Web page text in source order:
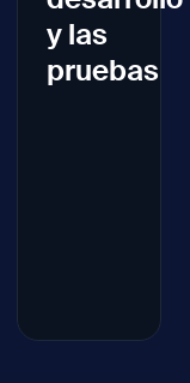
y las
pruebas